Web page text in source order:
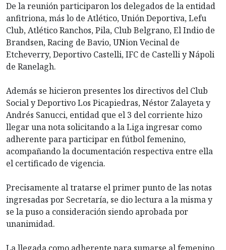
De la reunión participaron los delegados de la entidad
anfitriona, más lo de Atlético, Unión Deportiva, Lefu
Club, Atlético Ranchos, Pila, Club Belgrano, El Indio de
Brandsen, Racing de Bavio, UNion Vecinal de
Etcheverry, Deportivo Castelli, IFC de Castelli y Nápoli
de Ranelagh.
Además se hicieron presentes los directivos del Club
Social y Deportivo Los Picapiedras, Néstor Zalayeta y
Andrés Sanucci, entidad que el 3 del corriente hizo
llegar una nota solicitando a la Liga ingresar como
adherente para participar en fútbol femenino,
acompañando la documentación respectiva entre ella
el certificado de vigencia.
Precisamente al tratarse el primer punto de las notas
ingresadas por Secretaría, se dio lectura a la misma y
se la puso a consideración siendo aprobada por
unanimidad.